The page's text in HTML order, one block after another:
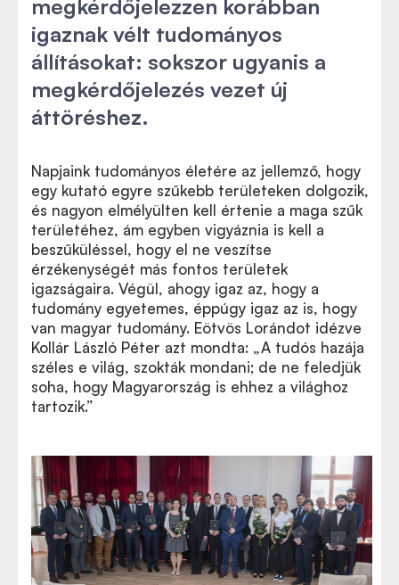
megkérdőjelezzen korábban
igaznak vélt tudományos
állításokat: sokszor ugyanis a
megkérdőjelezés vezet új
áttöréshez.
Napjaink tudományos életére az jellemző, hogy
egy kutató egyre szűkebb területeken dolgozik,
és nagyon elmélyülten kell értenie a maga szűk
területéhez, ám egyben vigyáznia is kell a
beszűküléssel, hogy el ne veszítse
érzékenységét más fontos területek
igazságaira. Végül, ahogy igaz az, hogy a
tudomány egyetemes, éppúgy igaz az is, hogy
van magyar tudomány. Eötvös Lorándot idézve
Kollár László Péter azt mondta: „A tudós hazája
széles e világ, szokták mondani; de ne feledjük
soha, hogy Magyarország is ehhez a világhoz
tartozik.”